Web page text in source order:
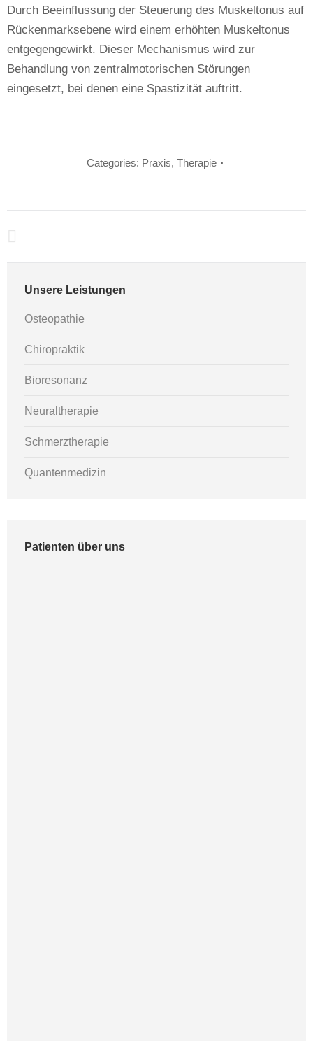
Durch Beeinflussung der Steuerung des Muskeltonus auf
Rückenmarksebene wird einem erhöhten Muskeltonus
entgegengewirkt. Dieser Mechanismus wird zur
Behandlung von zentralmotorischen Störungen
eingesetzt, bei denen eine Spastizität auftritt.
Categories: Praxis, Therapie
Unsere Leistungen
Osteopathie
Chiropraktik
Bioresonanz
Neuraltherapie
Schmerztherapie
Quantenmedizin
Patienten über uns